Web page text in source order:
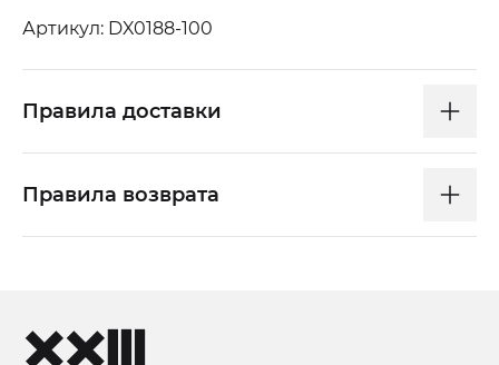
Артикул: DX0188-100
Правила доставки
Правила возврата